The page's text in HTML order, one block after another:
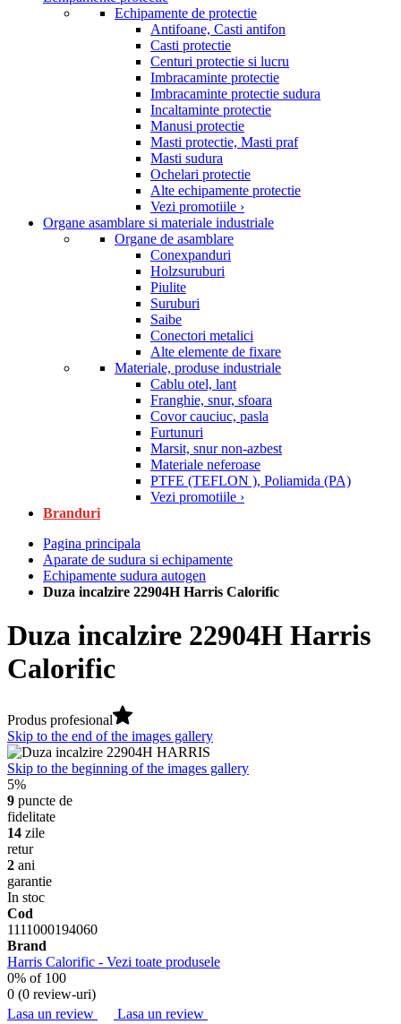
Echipamente de protectie
Antifoane, Casti antifon
Casti protectie
Centuri protectie si lucru
Imbracaminte protectie
Imbracaminte protectie sudura
Incaltaminte protectie
Manusi protectie
Masti protectie, Masti praf
Masti sudura
Ochelari protectie
Alte echipamente protectie
Vezi promotiile ›
Organe asamblare si materiale industriale
Organe de asamblare
Conexpanduri
Holzsuruburi
Piulite
Suruburi
Saibe
Conectori metalici
Alte elemente de fixare
Materiale, produse industriale
Cablu otel, lant
Franghie, snur, sfoara
Covor cauciuc, pasla
Furtunuri
Marsit, snur non-azbest
Materiale neferoase
PTFE (TEFLON ), Poliamida (PA)
Vezi promotiile ›
Branduri
Pagina principala
Aparate de sudura si echipamente
Echipamente sudura autogen
Duza incalzire 22904H Harris Calorific
Duza incalzire 22904H Harris
Calorific
Produs profesional
Skip to the end of the images gallery
Skip to the beginning of the images gallery
5%
9 puncte de
fidelitate
14 zile
retur
2 ani
garantie
In stoc
Cod
1111000194060
Brand
Harris Calorific - Vezi toate produsele
0% of 100
0 (0 review-uri)
Lasa un review
Lasa un review